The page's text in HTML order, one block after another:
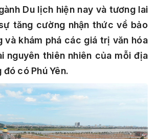
Du lịch hiện nay và tương lai
tăng cường nhận thức về bảo
và khám phá các giá trị văn hóa
nguyên thiên nhiên của mỗi địa
có Phú Yên.